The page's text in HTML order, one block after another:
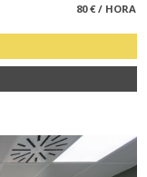
80 € / HORA